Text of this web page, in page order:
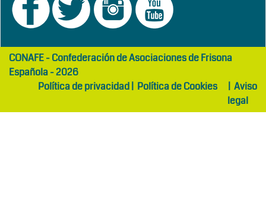
girls
abaya
maltepe
otelCONAFE - Confederación de Asociaciones de Frisona
Española - 2026
Política de privacidad| Política de Cookies | Aviso
legal